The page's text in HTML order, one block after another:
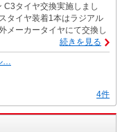
C3タイヤ交換実施しまし
タイヤ装着1本はラジアル
メーカータイヤにて交換し
続きを見る
4件